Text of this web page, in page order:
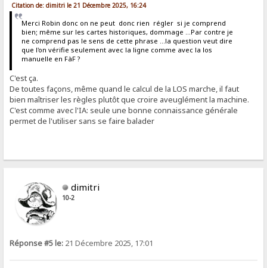
Citation de: dimitri le 21 Décembre 2025, 16:24
Merci Robin donc on ne peut donc rien régler si je comprend
bien; même sur les cartes historiques, dommage ...Par contre je
ne comprend pas le sens de cette phrase ...la question veut dire
que l'on vérifie seulement avec la ligne comme avec la los
manuelle en FàF ?
C'est ça.
De toutes façons, même quand le calcul de la LOS marche, il faut
bien maîtriser les règles plutôt que croire aveuglément la machine.
C'est comme avec l'IA: seule une bonne connaissance générale
permet de l'utiliser sans se faire balader
dimitri
10-2
Réponse #5 le: 21 Décembre 2025, 17:01